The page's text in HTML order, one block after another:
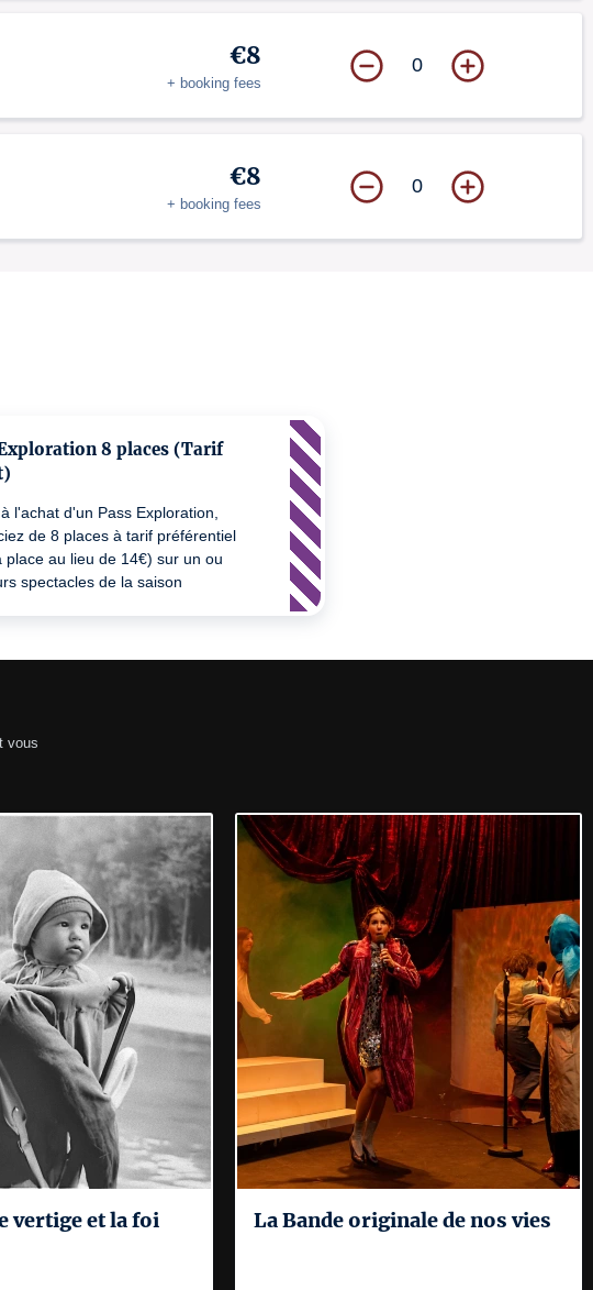
8 places (Tarif
l'achat d'un Pass Exploration,
de 8 places à tarif préférentiel
place au lieu de 14€) sur un ou
spectacles de la saison
€8
+ booking fees
0
€8
+ booking fees
0
vous
vertige et la foi La Bande originale de nos vies